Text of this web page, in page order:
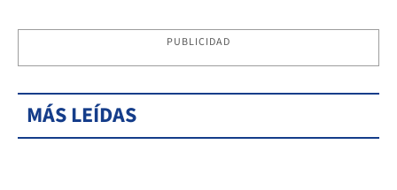
PUBLICIDAD
MÁS LEÍDAS